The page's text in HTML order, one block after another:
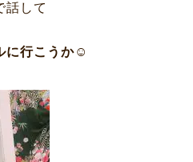
話して
に行こうか☺